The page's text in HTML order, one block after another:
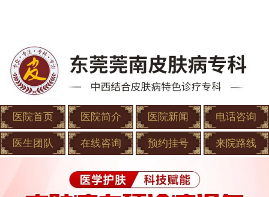
医院首页 医院简介 医院新闻 电话咨询
医生团队 在线咨询 预约挂号 来院路线